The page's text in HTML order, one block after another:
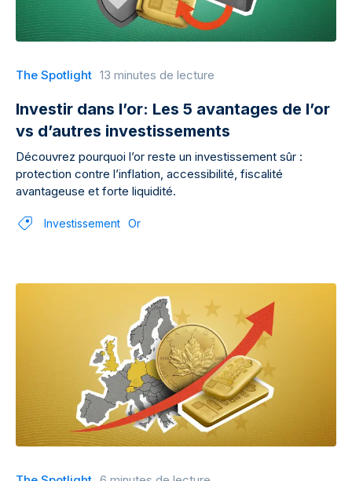
The Spotlight 13 minutes de lecture
Investir dans l’or: Les 5 avantages de l’or
vs d’autres investissements
Découvrez pourquoi l’or reste un investissement sûr :
protection contre l’inflation, accessibilité, fiscalité
avantageuse et forte liquidité.
Investissement Or